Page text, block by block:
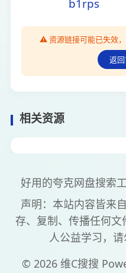
b1rps
⚠️ 资源链接可能已失效
返
相关资源
好用的夸克网盘搜索
声明：本站内容皆来
存、复制、传播任何
人公益学习，请
© 2026 维C搜搜